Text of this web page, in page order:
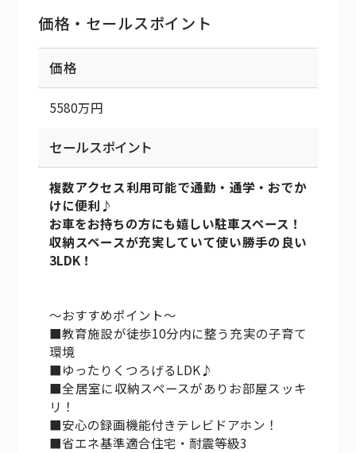
価格・セールスポイント
価格
5580万円
セールスポイント
複数アクセス利用可能で通勤・通学・おでか
けに便利♪
お車をお持ちの方にも嬉しい駐車スペース！
収納スペースが充実していて使い勝手の良い
3LDK！
～おすすめポイント～
■教育施設が徒歩10分内に整う充実の子育て
環境
■ゆったりくつろげるLDK♪
■全居室に収納スペースがありお部屋スッキ
リ！
■安心の録画機能付きテレビドアホン！
■省エネ基準適合住宅・耐震等級3